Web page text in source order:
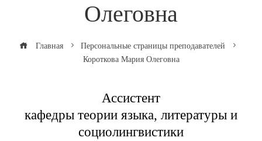
Олеговна
Главная
Персональные страницы преподавателей
Короткова Мария Олеговна
Ассистент
кафедры теории языка, литературы и
социолингвистики